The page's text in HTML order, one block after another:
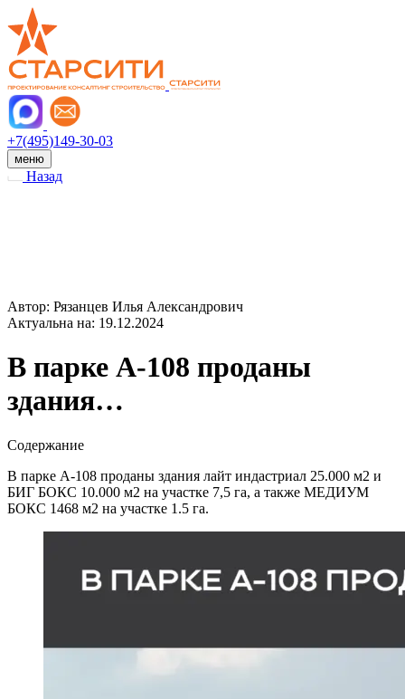
+7(495)149-30-03
меню
Назад
Автор: Рязанцев Илья Александрович
Актуальна на: 19.12.2024
В парке А-108 проданы
здания…
Содержание
В парке А-108 проданы здания лайт индастриал 25.000 м2 и
БИГ БОКС 10.000 м2 на участке 7,5 га, а также МЕДИУМ
БОКС 1468 м2 на участке 1.5 га.